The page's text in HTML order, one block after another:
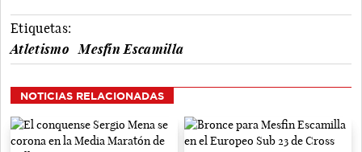
Etiquetas:
Atletismo
Mesfin Escamilla
NOTICIAS RELACIONADAS